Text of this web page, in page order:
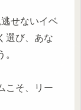
せないイベ
選び、あな
こそ、リー